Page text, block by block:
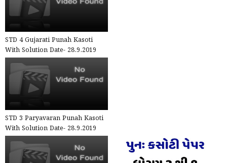
STD 4 Gujarati Punah Kasoti
With Solution Date- 28.9.2019
STD 3 Paryavaran Punah Kasoti
With Solution Date- 28.9.2019